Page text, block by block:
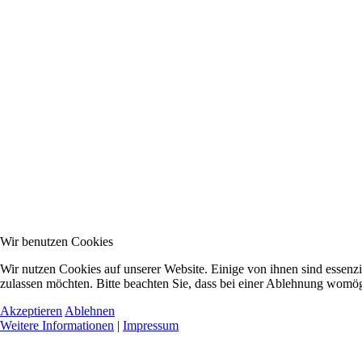
Wir benutzen Cookies
Wir nutzen Cookies auf unserer Website. Einige von ihnen sind
zulassen möchten. Bitte beachten Sie, dass bei einer Ablehnung
Akzeptieren Ablehnen
Weitere Informationen | Impressum